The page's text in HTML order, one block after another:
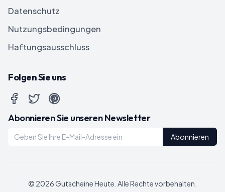
Datenschutz
Nutzungsbedingungen
Haftungsausschluss
Folgen Sie uns
Abonnieren Sie unseren Newsletter
Abonnieren
© 2026Gutscheine Heute . Alle Rechte vorbehalten.